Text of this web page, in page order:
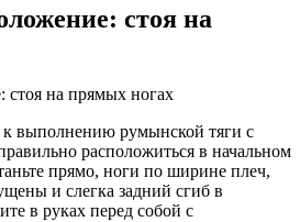
стоя на
стоя на прямых ногах
выполнению румынской тяги с
расположиться в начальном
прямо, ноги по ширине плеч,
и слегка задний сгиб в
в руках перед собой с